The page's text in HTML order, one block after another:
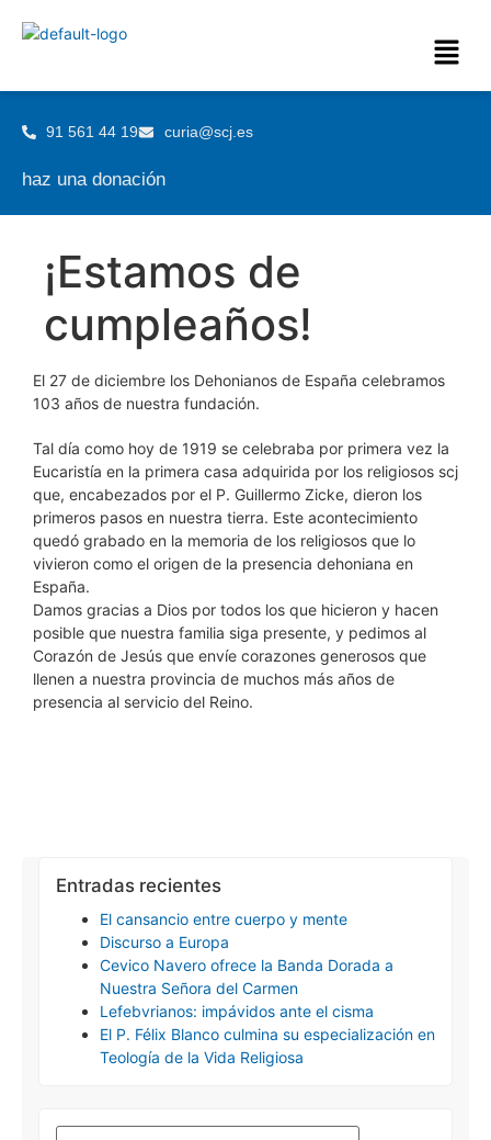
91 561 44 19 curia@scj.es
haz una donación
¡Estamos de
cumpleaños!
El 27 de diciembre los Dehonianos de España celebramos
103 años de nuestra fundación.
Tal día como hoy de 1919 se celebraba por primera vez la
Eucaristía en la primera casa adquirida por los religiosos scj
que, encabezados por el P. Guillermo Zicke, dieron los
primeros pasos en nuestra tierra. Este acontecimiento
quedó grabado en la memoria de los religiosos que lo
vivieron como el origen de la presencia dehoniana en
España.
Damos gracias a Dios por todos los que hicieron y hacen
posible que nuestra familia siga presente, y pedimos al
Corazón de Jesús que envíe corazones generosos que
llenen a nuestra provincia de muchos más años de
presencia al servicio del Reino.
Entradas recientes
El cansancio entre cuerpo y mente
Discurso a Europa
Cevico Navero ofrece la Banda Dorada a
Nuestra Señora del Carmen
Lefebvrianos: impávidos ante el cisma
El P. Félix Blanco culmina su especialización en
Teología de la Vida Religiosa